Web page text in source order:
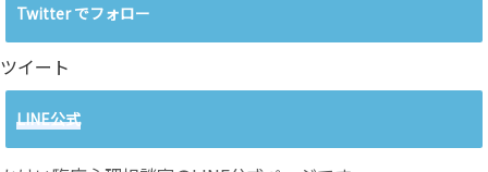
Twitter でフォロー
ツイート
LINE公式